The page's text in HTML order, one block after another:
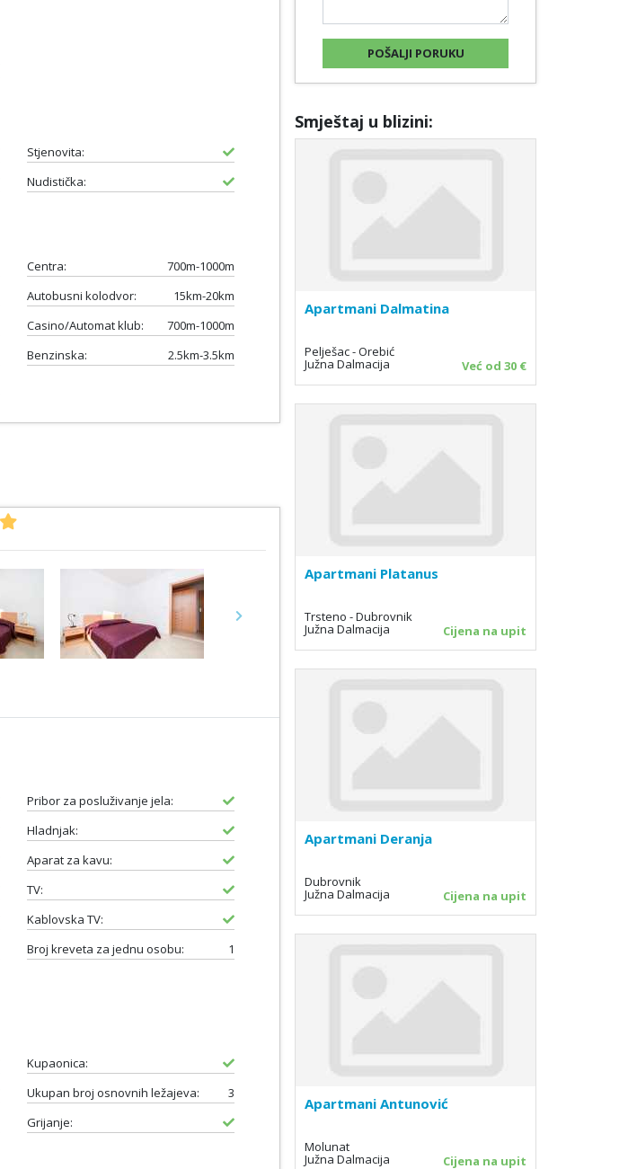
Stjenovita:
Nudistička:
Centra:
700m-1000m
Autobusni kolodvor:
15km-20km
Casino/Automat klub:
700m-1000m
Benzinska:
2.5km-3.5km
Next
Pribor za posluživanje jela:
Hladnjak:
Aparat za kavu:
TV:
Kablovska TV:
Broj kreveta za jednu osobu:
1
Kupaonica:
Ukupan broj osnovnih ležajeva:
3
Grijanje:
Smještaj u blizini:
Apartmani Dalmatina
Pelješac - Orebić
Južna Dalmacija Već od 30 €
Apartmani Platanus
Trsteno - Dubrovnik
Južna Dalmacija Cijena na upit
Apartmani Deranja
Dubrovnik
Južna Dalmacija Cijena na upit
Apartmani Antunović
Molunat
Južna Dalmacija Cijena na upit